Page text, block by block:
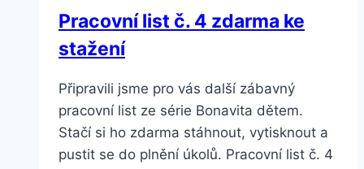
Pracovní list č. 4 zdarma ke
stažení
Připravili jsme pro vás další zábavný
pracovní list ze série Bonavita dětem.
Stačí si ho zdarma stáhnout, vytisknout a
pustit se do plnění úkolů. Pracovní list č. 4